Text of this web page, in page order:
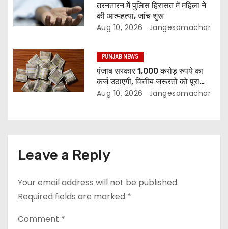
तरनतारन में पुलिस हिरासत में महिला ने
की आत्महत्या, जांच शुरू
Aug 10, 2026 Jangesamachar
PUNJAB NEWS
पंजाब सरकार 1,000 करोड़ रुपये का
कर्ज उठाएगी, वित्तीय जरूरतों को पूरा
करने की तैयारी
Aug 10, 2026 Jangesamachar
Leave a Reply
Your email address will not be published.
Required fields are marked *
Comment *